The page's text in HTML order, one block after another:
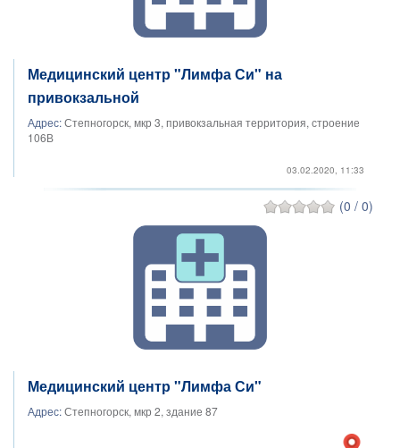
Медицинский центр "Лимфа Си" на
привокзальной
Адрес:Степногорск, мкр 3, привокзальная территория, строение
106В
03.02.2020, 11:33
(0 / 0)
Медицинский центр "Лимфа Си"
Адрес:Степногорск, мкр 2, здание 87